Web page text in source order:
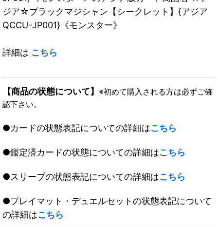
ジア☆ブラックマジシャン【シークレット】{アジア
QCCU-JP001}《モンスター》
詳細は こちら
【商品の状態について】 ※初めて購入される方は必ずご確
認下さい。
●カードの状態表記についての詳細はこちら
●鑑定済カードの状態についての詳細はこちら
●スリーブの状態表記についての詳細はこちら
●プレイマット・デュエルセットの状態表記について
の詳細はこちら